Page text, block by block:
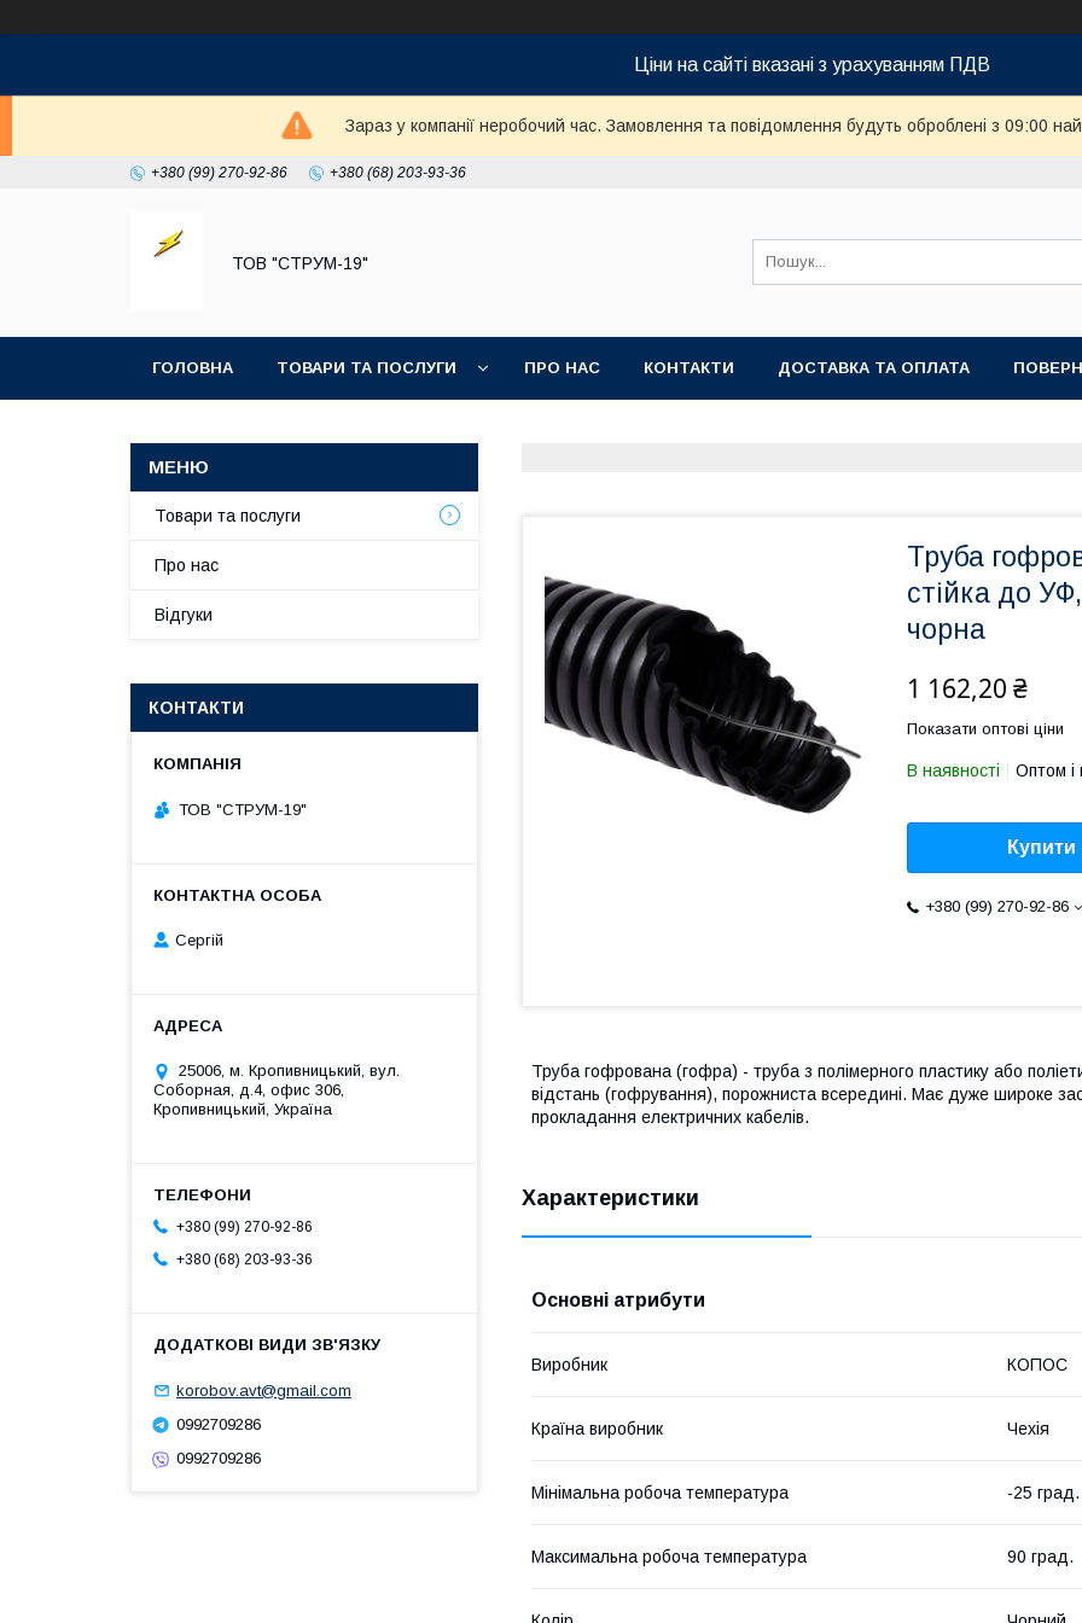
Ціни на сайті вказані з урахуванням ПДВ
Зараз у компанії неробочий час. Замовлення та повідомлення будуть оброблені з 09:00
+380 (99) 270-92-86 +380 (68) 203-93-36
ТОВ "СТРУМ-19"
ГОЛОВНА ТОВАРИ ТА ПОСЛУГИ ПРО НАС КОНТАКТИ ДОСТАВКА ТА ОПЛАТА
Труба
стійка до
чорна
1 162,20 ₴
Показати оптові ціни
В наявності Оптом і
Купити
+380 (99) 270-92-86
Труба гофрована (гофра) - труба з полімерного пластику або
відстань (гофрування), порожниста всередині. Має дуже широке
прокладання електричних кабелів.
Характеристики
Основні атрибути
Виробник КОПОС
Країна виробник Чехія
Мінімальна робоча температура -25 град.
Максимальна робоча температура 90 град.
Товари та послуги
Про нас
Відгуки
КОНТАКТИ
ТОВ "СТРУМ-19"
Сергій
25006, м. Кропивницький, вул.
Соборная, д.4, офис 306,
Кропивницький, Україна
+380 (99) 270-92-86
+380 (68) 203-93-36
korobov.avt@gmail.com
0992709286
0992709286